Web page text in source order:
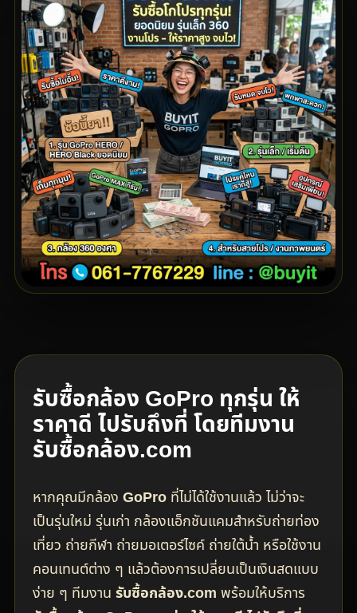
รับซื้อกล้อง GoPro ทุกรุ่น ให้
ราคาดี ไปรับถึงที่ โดยทีมงาน
รับซื้อกล้อง.com
หากคุณมีกล้อง GoProที่ไม่ได้ใช้งานแล้ว ไม่ว่าจะ
เป็นรุ่นใหม่ รุ่นเก่า กล้องแอ็กชันแคมสำหรับถ่ายท่อง
เที่ยว ถ่ายกีฬา ถ่ายมอเตอร์ไซค์ ถ่ายใต้น้ำ หรือใช้งาน
คอนเทนต์ต่าง ๆ แล้วต้องการเปลี่ยนเป็นเงินสดแบบ
ง่าย ๆ ทีมงาน รับซื้อกล้อง.com พร้อมให้บริการ